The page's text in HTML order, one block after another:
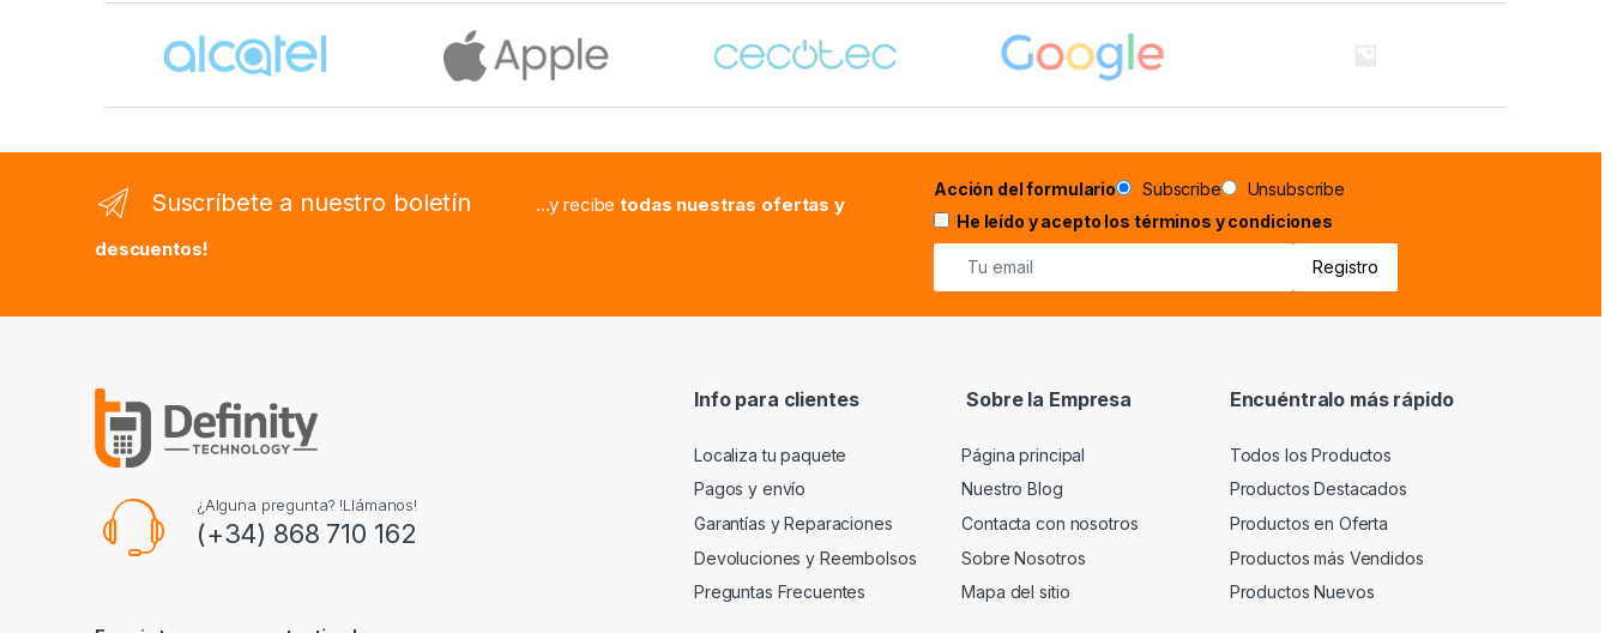
Suscríbete a nuestro boletín ...y recibetodas nuestras ofertas y
descuentos!
Acción del formulario Subscribe
Unsubscribe
He leído y acepto los términos y condiciones
¿Alguna pregunta? !Llámanos!
(+34) 868 710 162
Info para clientes
Localiza tu paquete
Pagos y envío
Garantías y Reparaciones
Devoluciones y Reembolsos
Preguntas Frecuentes
Sobre la Empresa
Página principal
Nuestro Blog
Contacta con nosotros
Sobre Nosotros
Mapa del sitio
Encuéntralo más rápido
Todos los Productos
Productos Destacados
Productos en Oferta
Productos más Vendidos
Productos Nuevos